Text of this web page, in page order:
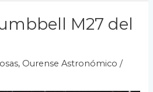
M27 del
, Ourense Astronómico /